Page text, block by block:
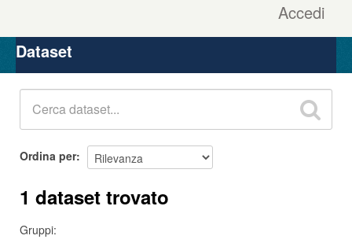
Accedi
Organizzazioni
Gruppi
Dataset
Ordina per
1 dataset trovato
Gruppi: